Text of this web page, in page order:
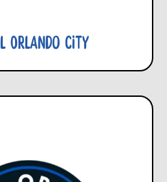
Orlando City